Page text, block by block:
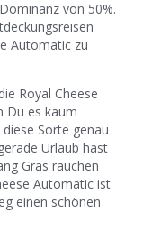
von 50%.
Automatic zu
Royal Cheese
Du es kaum
Sorte genau
Urlaub hast
Gras rauchen
Automatic ist
einen schönen